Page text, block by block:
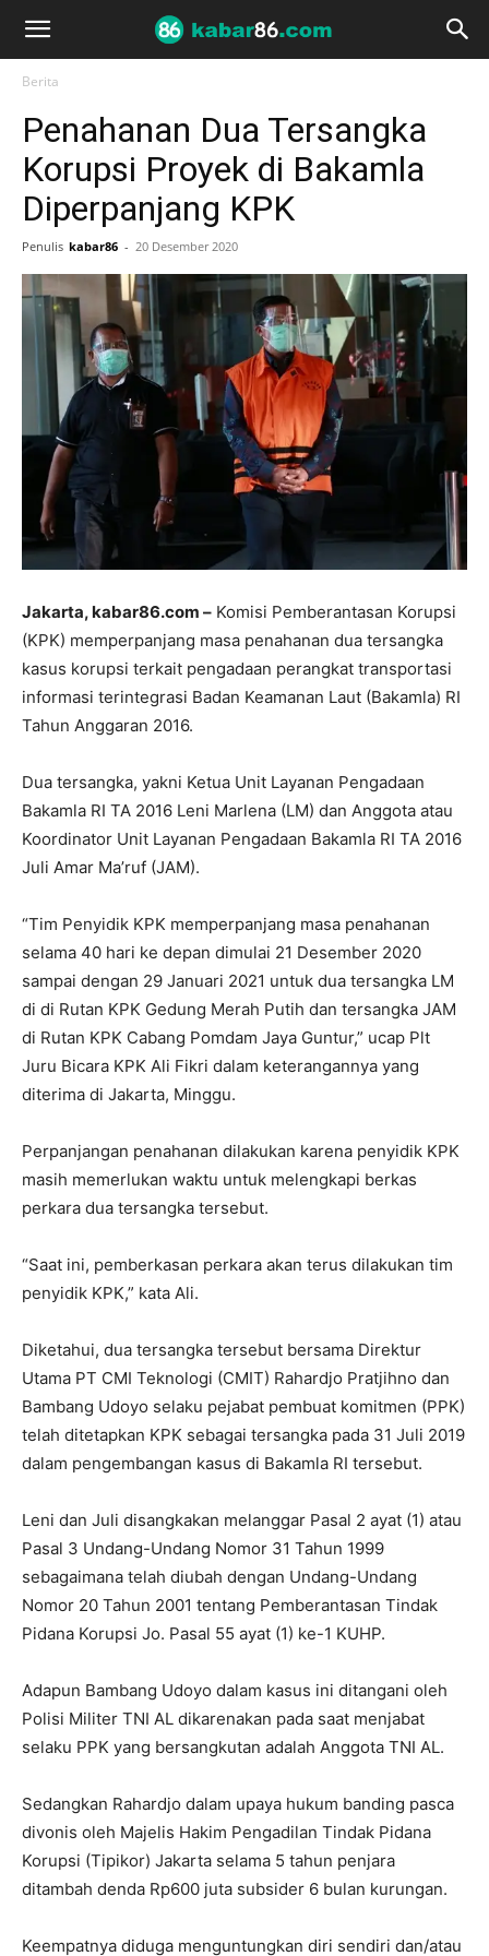
Berita
Penahanan Dua Tersangka
Korupsi Proyek di Bakamla
Diperpanjang KPK
Penulis kabar86 - 20 Desember 2020
Jakarta, kabar86.com – Komisi Pemberantasan Korupsi
(KPK) memperpanjang masa penahanan dua tersangka
kasus korupsi terkait pengadaan perangkat transportasi
informasi terintegrasi Badan Keamanan Laut (Bakamla) RI
Tahun Anggaran 2016.
Dua tersangka, yakni Ketua Unit Layanan Pengadaan
Bakamla RI TA 2016 Leni Marlena (LM) dan Anggota atau
Koordinator Unit Layanan Pengadaan Bakamla RI TA 2016
Juli Amar Ma’ruf (JAM).
“Tim Penyidik KPK memperpanjang masa penahanan
selama 40 hari ke depan dimulai 21 Desember 2020
sampai dengan 29 Januari 2021 untuk dua tersangka LM
di di Rutan KPK Gedung Merah Putih dan tersangka JAM
di Rutan KPK Cabang Pomdam Jaya Guntur,” ucap Plt
Juru Bicara KPK Ali Fikri dalam keterangannya yang
diterima di Jakarta, Minggu.
Perpanjangan penahanan dilakukan karena penyidik KPK
masih memerlukan waktu untuk melengkapi berkas
perkara dua tersangka tersebut.
“Saat ini, pemberkasan perkara akan terus dilakukan tim
penyidik KPK,” kata Ali.
Diketahui, dua tersangka tersebut bersama Direktur
Utama PT CMI Teknologi (CMIT) Rahardjo Pratjihno dan
Bambang Udoyo selaku pejabat pembuat komitmen (PPK)
telah ditetapkan KPK sebagai tersangka pada 31 Juli 2019
dalam pengembangan kasus di Bakamla RI tersebut.
Leni dan Juli disangkakan melanggar Pasal 2 ayat (1) atau
Pasal 3 Undang-Undang Nomor 31 Tahun 1999
sebagaimana telah diubah dengan Undang-Undang
Nomor 20 Tahun 2001 tentang Pemberantasan Tindak
Pidana Korupsi Jo. Pasal 55 ayat (1) ke-1 KUHP.
Adapun Bambang Udoyo dalam kasus ini ditangani oleh
Polisi Militer TNI AL dikarenakan pada saat menjabat
selaku PPK yang bersangkutan adalah Anggota TNI AL.
Sedangkan Rahardjo dalam upaya hukum banding pasca
divonis oleh Majelis Hakim Pengadilan Tindak Pidana
Korupsi (Tipikor) Jakarta selama 5 tahun penjara
ditambah denda Rp600 juta subsider 6 bulan kurungan.
Keempatnya diduga menguntungkan diri sendiri dan/atau